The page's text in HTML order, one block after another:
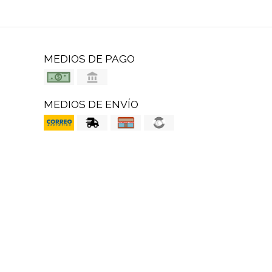
MEDIOS DE PAGO
MEDIOS DE ENVÍO